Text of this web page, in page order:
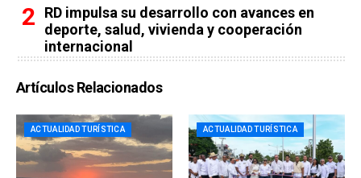
RD impulsa su desarrollo con avances en
deporte, salud, vivienda y cooperación
internacional
Artículos Relacionados
ACTUALIDAD TURÍSTICA ACTUALIDAD TURÍSTICA